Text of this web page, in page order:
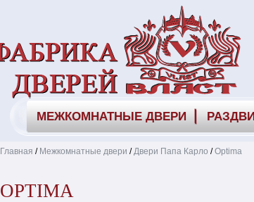
МЕЖКОМНАТНЫЕ ДВЕРИ
Главная / Межкомнатные двери /Двери Папа Карло /Optima
OPTIMA